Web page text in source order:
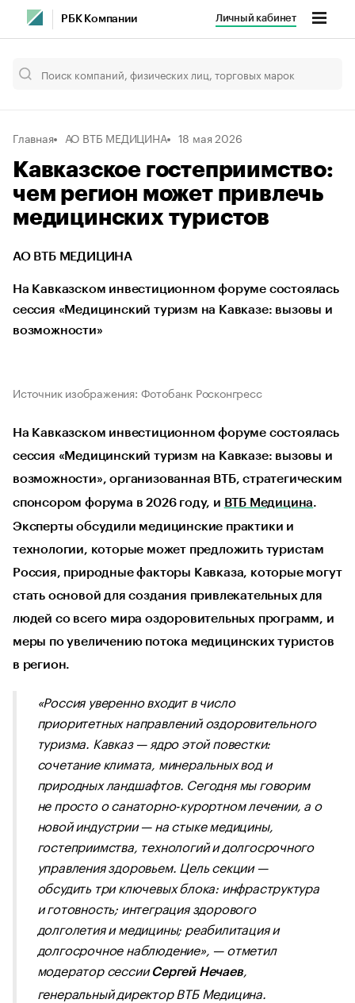
РБК Компании Личный кабинет
Главная АО ВТБ МЕДИЦИНА 18 мая 2026
Кавказское гостеприимство:
чем регион может привлечь
медицинских туристов
АО ВТБ МЕДИЦИНА
На Кавказском инвестиционном форуме состоялась
сессия «Медицинский туризм на Кавказе: вызовы и
возможности»
Источник изображения: Фотобанк Росконгресс
На Кавказском инвестиционном форуме состоялась
сессия «Медицинский туризм на Кавказе: вызовы и
возможности», организованная ВТБ, стратегическим
спонсором форума в 2026 году, и ВТБ Медицина.
Эксперты обсудили медицинские практики и
технологии, которые может предложить туристам
Россия, природные факторы Кавказа, которые могут
стать основой для создания привлекательных для
людей со всего мира оздоровительных программ, и
меры по увеличению потока медицинских туристов
в регион.
«Россия уверенно входит в число
приоритетных направлений оздоровительного
туризма. Кавказ — ядро этой повестки:
сочетание климата, минеральных вод и
природных ландшафтов. Сегодня мы говорим
не просто о санаторно-курортном лечении, а о
новой индустрии — на стыке медицины,
гостеприимства, технологий и долгосрочного
управления здоровьем. Цель секции —
обсудить три ключевых блока: инфраструктура
и готовность; интеграция здорового
долголетия и медицины; реабилитация и
долгосрочное наблюдение», — отметил
модератор сессииСергей Нечаев,
генеральный директор ВТБ Медицина.